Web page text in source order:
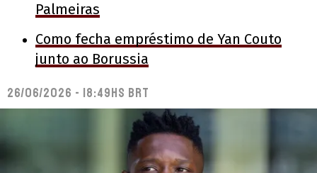
Palmeiras
Como fecha empréstimo de Yan Couto
junto ao Borussia
26/06/2026 - 18:49hs BRT